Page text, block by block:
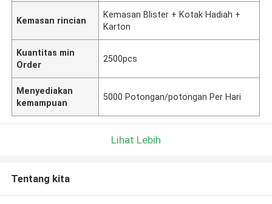
Kemasan rincian
Kemasan Blister + Kotak Hadiah +
Karton
Kuantitas min
Order
2500pcs
Menyediakan
kemampuan
5000 Potongan/potongan Per Hari
Lihat Lebih
Tentang kita